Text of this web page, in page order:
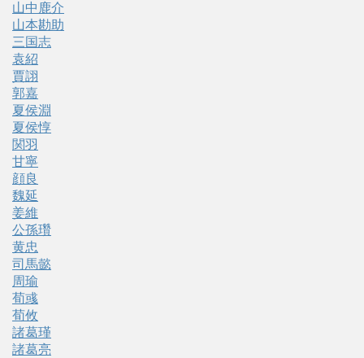
山中鹿介
山本勘助
三国志
袁紹
賈詡
郭嘉
夏侯淵
夏侯惇
関羽
甘寧
顔良
魏延
姜維
公孫瓚
黄忠
司馬懿
周瑜
荀彧
荀攸
諸葛瑾
諸葛亮